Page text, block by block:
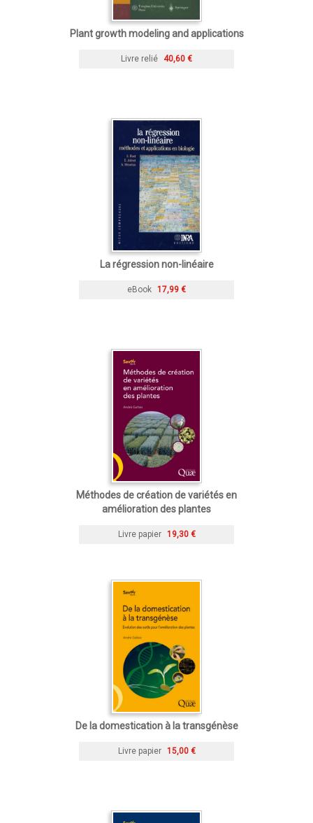
Plant growth modeling and applications
Livre relié 40,60 €
La régression non-linéaire
eBook 17,99 €
Méthodes de création de variétés en
amélioration des plantes
Livre papier 19,30 €
De la domestication à la transgénèse
Livre papier 15,00 €